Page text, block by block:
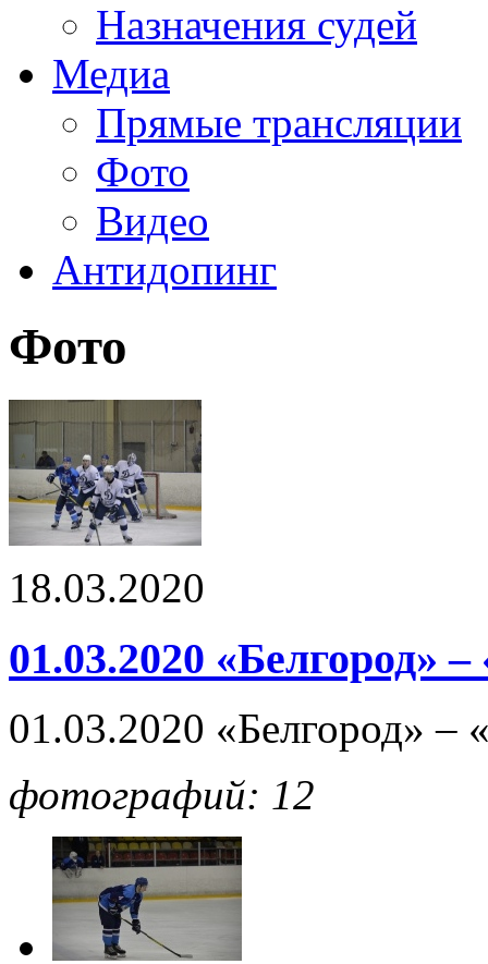
Назначения судей
Медиа
Прямые трансляции
Фото
Видео
Антидопинг
Фото
18.03.2020
01.03.2020 «Белгород»
01.03.2020 «Белгород»
фотографий: 12